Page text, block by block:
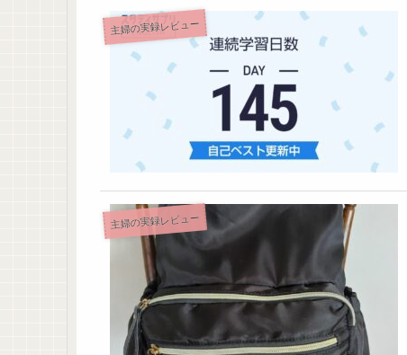
主婦の実録レビュー
主婦の実録レビュー